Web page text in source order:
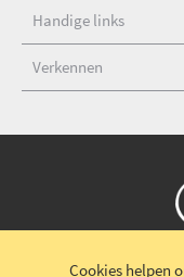
Handige links
Verkennen
Cookies helpen